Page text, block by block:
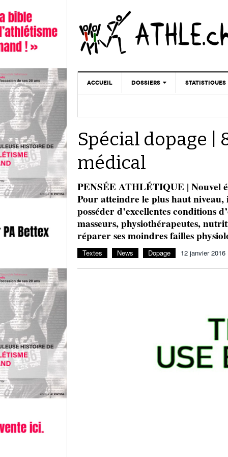
ACCUEIL DOSSIERS
DOPAGE
STATISTIQUES
Spécial dopage |
médical
PENSÉE ATHLÉTIQUE | Nouvel
Pour atteindre le plus haut
posséder d’excellentes conditions
masseurs, physiothérapeutes,
réparer ses moindres failles
Textes News Dopage 12 janvier 2016